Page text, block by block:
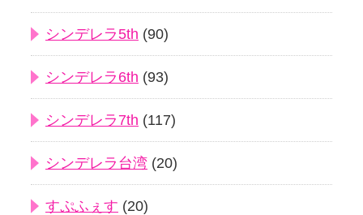
シンデレラ5th (90)
シンデレラ6th (93)
シンデレラ7th (117)
シンデレラ台湾 (20)
すぷふぇす (20)